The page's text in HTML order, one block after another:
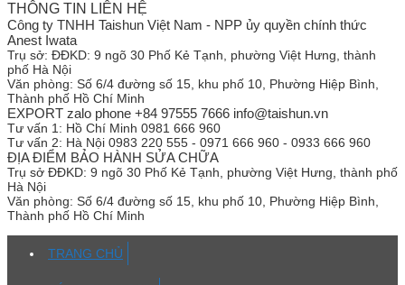
THÔNG TIN LIÊN HỆ
Công ty TNHH Taishun Việt Nam - NPP ủy quyền chính thức
Anest Iwata
Trụ sở: ĐĐKD: 9 ngõ 30 Phố Kẻ Tạnh, phường Việt Hưng, thành
phố Hà Nội
Văn phòng: Số 6/4 đường số 15, khu phố 10, Phường Hiệp Bình,
Thành phố Hồ Chí Minh
EXPORT zalo phone +84 97555 7666 info@taishun.vn
Tư vấn 1: Hồ Chí Minh 0981 666 960
Tư vấn 2: Hà Nội 0983 220 555 - 0971 666 960 - 0933 666 960
ĐỊA ĐIỂM BẢO HÀNH SỬA CHỮA
Trụ sở ĐĐKD: 9 ngõ 30 Phố Kẻ Tạnh, phường Việt Hưng, thành phố
Hà Nội
Văn phòng: Số 6/4 đường số 15, khu phố 10, Phường Hiệp Bình,
Thành phố Hồ Chí Minh
TRANG CHỦ